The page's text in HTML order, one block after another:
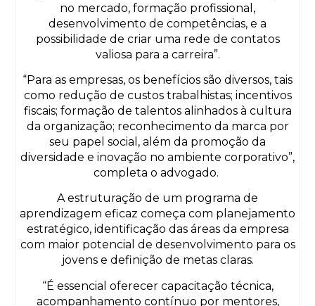
no mercado, formação profissional,
desenvolvimento de competências, e a
possibilidade de criar uma rede de contatos
valiosa para a carreira”.
“Para as empresas, os benefícios são diversos, tais
como redução de custos trabalhistas; incentivos
fiscais; formação de talentos alinhados à cultura
da organização; reconhecimento da marca por
seu papel social, além da promoção da
diversidade e inovação no ambiente corporativo”,
completa o advogado.
A estruturação de um programa de
aprendizagem eficaz começa com planejamento
estratégico, identificação das áreas da empresa
com maior potencial de desenvolvimento para os
jovens e definição de metas claras.
“É essencial oferecer capacitação técnica,
acompanhamento contínuo por mentores,